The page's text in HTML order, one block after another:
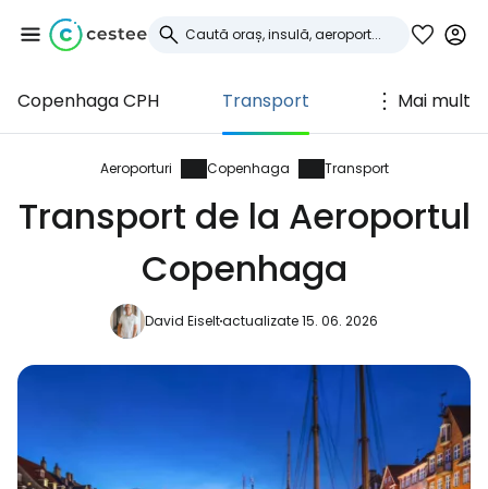
Copenhaga CPH Transport Mai mult
Aeroporturi Copenhaga Transport
Transport de la Aeroportul
Copenhaga
David Eiseltactualizate 15. 06. 2026
Conectați-vă la
Cestee
... comunitatea mondială a călătorilor
Continuați cu Google
Continuați cu Facebook
Continuați cu e-mailul